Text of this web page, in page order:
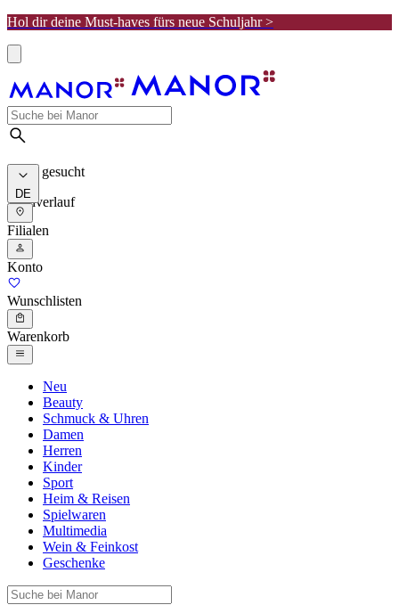
Hol dir deine Must-haves fürs neue Schuljahr >
Meist gesucht
Suchverlauf
DE
Filialen
Konto
Wunschlisten
Warenkorb
Neu
Beauty
Schmuck & Uhren
Damen
Herren
Kinder
Sport
Heim & Reisen
Spielwaren
Multimedia
Wein & Feinkost
Geschenke